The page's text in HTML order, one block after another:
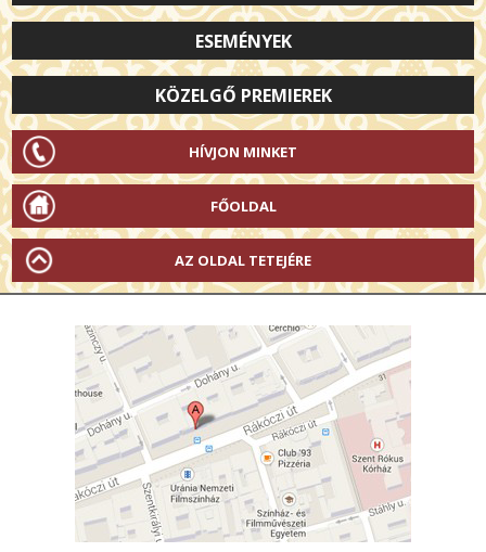
ESEMÉNYEK
KÖZELGŐ PREMIEREK
HÍVJON MINKET
FŐOLDAL
AZ OLDAL TETEJÉRE